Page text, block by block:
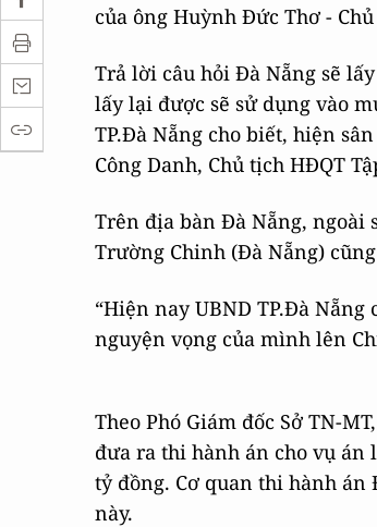
của ông Huỳnh Đức Thơ -
Trả lời câu hỏi Đà Nẵng sẽ
lấy lại được sẽ sử dụng vào
TP.Đà Nẵng cho biết, hiện
Công Danh, Chủ tịch HĐQT
Trên địa bàn Đà Nẵng, ngoài
Trường Chinh (Đà Nẵng)
“Hiện nay UBND TP.Đà
nguyện vọng của mình lên
Theo Phó Giám đốc Sở TN-
đưa ra thi hành án cho vụ án
tỷ đồng. Cơ quan thi hành
này.